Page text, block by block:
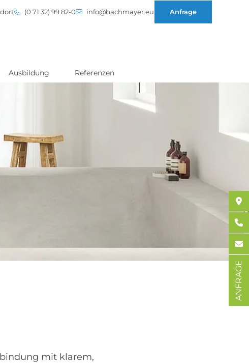
(0 71 32) 99 82-0 info@bachmayer.eu Anfrage
Ausbildung Referenzen
mit klarem,
ANFRAGE